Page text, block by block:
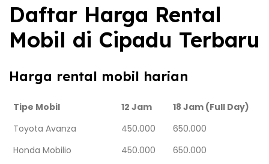
Daftar Harga Rental
Mobil di Cipadu Terbaru
Harga rental mobil harian
Tipe Mobil 12 Jam
18 Jam (Full Day)
Toyota Avanza
450.000
650.000
Honda Mobilio
450.000
650.000